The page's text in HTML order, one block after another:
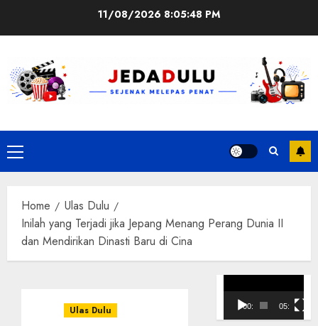
11/08/2026 8:05:48 PM
Primary
Menu
Home
Ulas Dulu
Inilah yang Terjadi jika Jepang Menang Perang Dunia II
dan Mendirikan Dinasti Baru di Cina
Ulas Dulu
Video
00:00 05:10